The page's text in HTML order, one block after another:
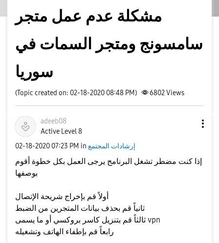
مشكلة عدم عمل متجر
سامسونج ومتجر السمات في
سوريا
(Topic created on: 02-18-2020 08:48 PM) 6802Views
adeeb08
Active Level 8
‎02-18-2020 07:23 PM in إرشادات المجتمع
إذا كنت مضطر تشغل البرنامج يرجى العمل بكل خطوة أقوم
ثانياً قم بحذف بيانات المتجرين من الضبط
ثالثاً قم بتنزيل كاسر بروكسي أو ما يسمى vpn